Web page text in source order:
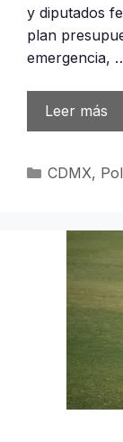
y diputados
plan
emergencia,
Leer más
Categorías
CDMX,